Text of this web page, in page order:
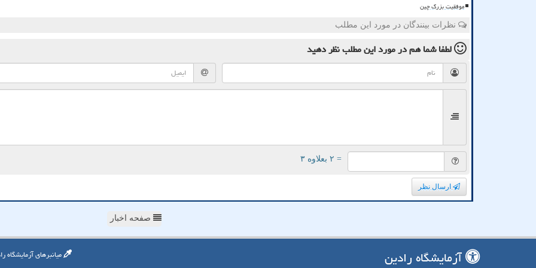
موفقیت بزرگ چین
نظرات بینندگان در مورد این مطلب
لطفا شما همدر مورد این مطلبنظر دهید
= ۲ بعلاوه ۳
ارسال نظر
صفحه اخبار
آزمایشگاه رادین میانبرهای آزمایشگاه